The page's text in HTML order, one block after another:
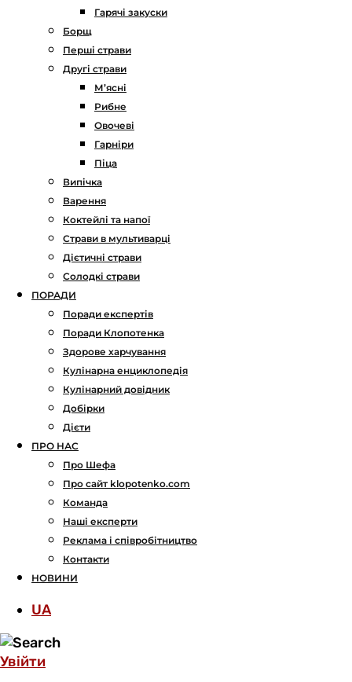
Гарячі закуски
Борщ
Перші страви
Другі страви
М’ясні
Рибне
Овочеві
Гарніри
Піца
Випічка
Варення
Коктейлі та напої
Страви в мультиварці
Дієтичні страви
Солодкі страви
ПОРАДИ
Поради експертів
Поради Клопотенка
Здорове харчування
Кулінарна енциклопедія
Кулінарний довідник
Добірки
Дієти
ПРО НАС
Про Шефа
Про сайт klopotenko.com
Команда
Наші експерти
Реклама і співробітництво
Контакти
НОВИНИ
UA
Увійти